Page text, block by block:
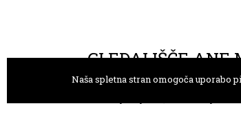
GLEDALIŠČE ANE
Trg Prekomorskih brigad 1
Naša spletna stran omogoča